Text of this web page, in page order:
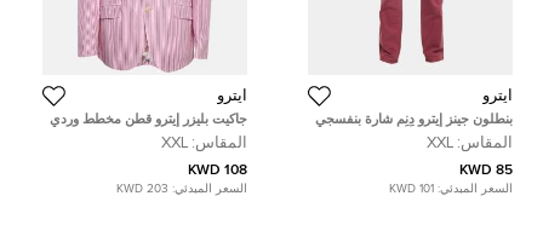
ايترو
بنطلون جينز إيترو دِنِم شارة بنفسجي
مقاس كبير جدًا جدًا - خصر 38 بوصة
المقاس: XXL
85 KWD
السعر المبدئي: 101 KWD
ايترو
جاكيت بليزر إيترو قطن مخطط وردي
مقاس كبير جدًا جدًا (إكس إكس لارج)
المقاس: XXL
108 KWD
السعر المبدئي: 203 KWD